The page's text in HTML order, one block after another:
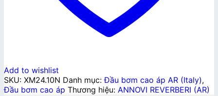
Add to wishlist
SKU: XM24.10N Danh mục:Đầu bơm cao áp AR (Italy),
Đầu bơm cao áp Thương hiệu: ANNOVI REVERBERI (AR)